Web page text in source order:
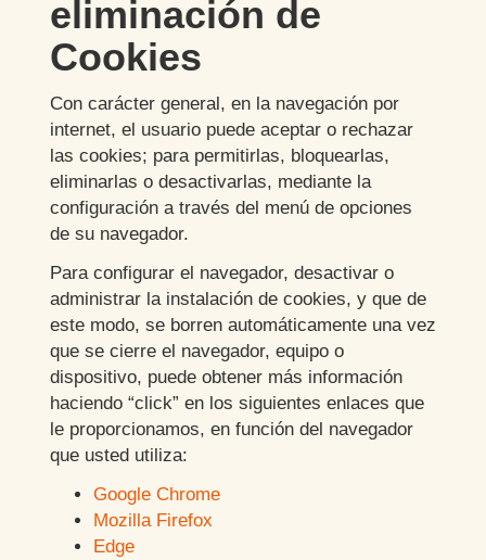
eliminación de
Cookies
Con carácter general, en la navegación por
internet, el usuario puede aceptar o rechazar
las cookies; para permitirlas, bloquearlas,
eliminarlas o desactivarlas, mediante la
configuración a través del menú de opciones
de su navegador.
Para configurar el navegador, desactivar o
administrar la instalación de cookies, y que de
este modo, se borren automáticamente una vez
que se cierre el navegador, equipo o
dispositivo, puede obtener más información
haciendo “click” en los siguientes enlaces que
le proporcionamos, en función del navegador
que usted utiliza:
Google Chrome
Mozilla Firefox
Edge